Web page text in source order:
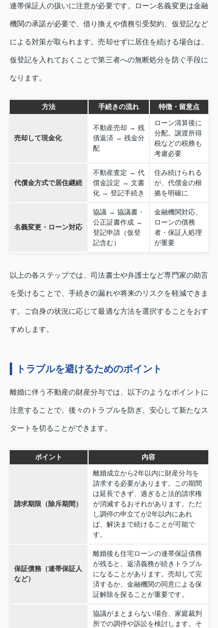
連帯保証人の扱いに注意が必要です。ローン名義変更は金融
機関の承諾が必要で、借り換えや債務引受契約、仮登記など
による対策が取られます。売却せずに居住を続ける場合は、
仮登記を入れておくことで第三者への無断処分を防ぐ手段に
なります。
方法 手続きの流れ 特徴・留意点
売却して現金化
不動産売却 → 残
債返済 → 残金分
配
ローン清算後に
分配。譲渡所得
税などの税務も
考慮必要
代償金方式で居住継続
不動産査定 → 代
償金設定 → 文書
化 → 登記手続き
住み続けられる
が、代償金の根
拠を明確に
名義変更・ローン対応
協議 → 協議書・
公正証書作成 →
登記申請（仮登
記含む）
金融機関対応、
ローンの債務
者・保証人処理
が重要
以上の各ステップでは、司法書士や弁護士など専門家の助言
を受けることで、手続きの漏れや将来のリスクを軽減できま
す。ご自身の状況に応じて最適な方法を選択することをおす
すめします。
トラブルを避けるためのポイント
離婚に伴う不動産の財産分与では、以下のようなポイントに
注意することで、後々のトラブルを防ぎ、安心して新たなス
タートを切ることができます。
ポイント 内容
請求期限（除斥期間）
離婚成立から2年以内に財産分与を
請求する必要があります。この期間
は延長できず、過ぎると法的請求権
が消滅するおそれがあります。ただ
し調停の申立てが2年以内にあれ
ば、解決まで続けることが可能で
す。
保証債務（連帯保証人
など）
離婚後も住宅ローンの連帯保証債務
が残ると、返済義務が続きトラブル
になることがあります。売却して完
済するか、金融機関の同意による保
証解除を探ることが重要です。
協議がまとまらない場合、家庭裁判
所での調停や訴訟を検討します。そ